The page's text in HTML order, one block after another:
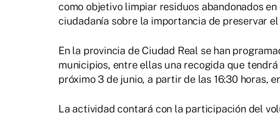
como objetivo limpiar residuos abandonados
ciudadanía sobre la importancia de preservar el
En la provincia de Ciudad Real se han
municipios, entre ellas una recogida que
próximo 3 de junio, a partir de las 16:30 horas,
La actividad contará con la participación del